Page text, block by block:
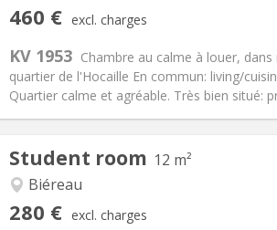
460 € excl. charges
KV 1953 Chambre au calme à louer,
quartier de l'Hocaille En commun: living/
Quartier calme et agréable. Très bien situé:
Arrangement
Bathroom:Shared bathroom
Surface:10 m2
Student room 12 m²
Biéreau
280 € excl. charges
Surface:12 m2